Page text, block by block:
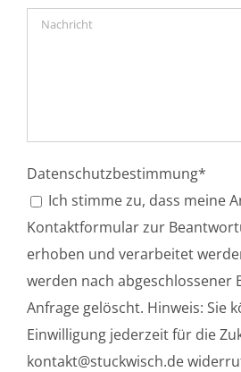
Datenschutzbestimmung*
Ich stimme zu, dass meine
Kontaktformular zur
erhoben und verarbeitet
werden nach abgeschlossener
Anfrage gelöscht. Hinweis: Sie
Einwilligung jederzeit für die
kontakt@stuckwisch.de